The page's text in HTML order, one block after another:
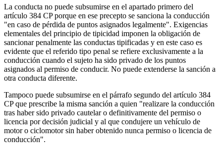
La conducta no puede subsumirse en el apartado primero del
artículo 384 CP porque en ese precepto se sanciona la conducción
"en caso de pérdida de puntos asignados legalmente". Exigencias
elementales del principio de tipicidad imponen la obligación de
sancionar penalmente las conductas tipificadas y en este caso es
evidente que el referido tipo penal se refiere exclusivamente a la
conducción cuando el sujeto ha sido privado de los puntos
asignados al permiso de conducir. No puede extenderse la sanción a
otra conducta diferente.
Tampoco puede subsumirse en el párrafo segundo del artículo 384
CP que prescribe la misma sanción a quien "realizare la conducción
tras haber sido privado cautelar o definitivamente del permiso o
licencia por decisión judicial y al que condujere un vehículo de
motor o ciclomotor sin haber obtenido nunca permiso o licencia de
conducción".